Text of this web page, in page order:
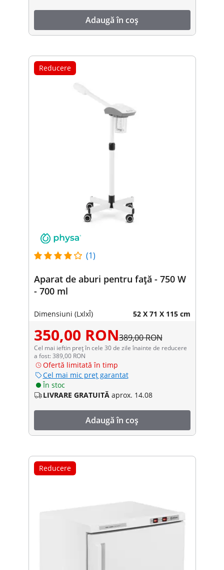
Adaugă în coș
Reducere
(1)
Aparat de aburi pentru față - 750 W
- 700 ml
Dimensiuni (LxlxÎ) 52 X 71 X 115 cm
350,00 RON389,00 RON
Cel mai ieftin preț în cele 30 de zile înainte de reducere
a fost: 389,00 RON
Ofertă limitată în timp
Cel mai mic preț garantat
În stoc
LIVRARE GRATUITĂ aprox. 14.08
Adaugă în coș
Reducere